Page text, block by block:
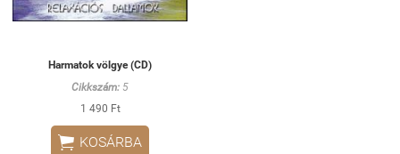
Harmatok völgye (CD)
Cikkszám: 5
1 490 Ft
 KOSÁRBA